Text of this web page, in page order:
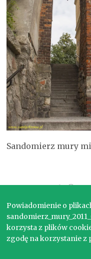
Sandomierz mury
Copyright ©
Powiadomienie o
korzysta z plików
zgodę na korzystanie z